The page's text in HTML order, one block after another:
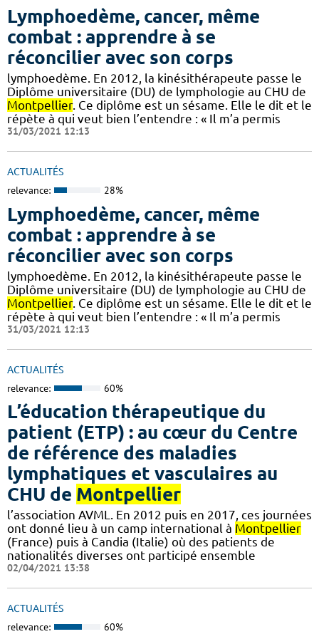
Lymphoedème, cancer, même
combat : apprendre à se
réconcilier avec son corps
lymphoedème. En 2012, la kinésithérapeute passe le
Diplôme universitaire (DU) de lymphologie au CHU de
Montpellier. Ce diplôme est un sésame. Elle le dit et le
répète à qui veut bien l’entendre : « Il m’a permis
31/03/2021 12:13
ACTUALITÉS
relevance: 28%
Lymphoedème, cancer, même
combat : apprendre à se
réconcilier avec son corps
lymphoedème. En 2012, la kinésithérapeute passe le
Diplôme universitaire (DU) de lymphologie au CHU de
Montpellier. Ce diplôme est un sésame. Elle le dit et le
répète à qui veut bien l’entendre : « Il m’a permis
31/03/2021 12:13
ACTUALITÉS
relevance: 60%
L’éducation thérapeutique du
patient (ETP) : au cœur du Centre
de référence des maladies
lymphatiques et vasculaires au
CHU de Montpellier
l’association AVML. En 2012 puis en 2017, ces journées
ont donné lieu à un camp international à Montpellier
(France) puis à Candia (Italie) où des patients de
nationalités diverses ont participé ensemble
02/04/2021 13:38
ACTUALITÉS
relevance: 60%